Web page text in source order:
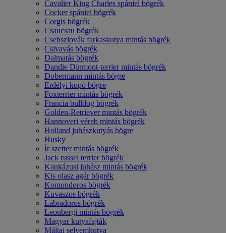
Cavalier King Charles spániel bögrék
Cocker spániel bögrék
Corgis bögrék
Csaucsau bögrék
Csehszlovák farkaskutya mintás bögrék
Csivavás bögrék
Dalmatás bögrék
Dandie Dinmont-terrier mintás bögrék
Dobermann mintás bögre
Erdélyi kopó bögre
Foxterrier mintás bögrék
Francia bulldog bögrék
Golden-Retriever mintás bögrék
Hannoveri véreb mintás bögrék
Holland juhászkutyás bögre
Husky
Ír szetter mintás bögrék
Jack russel terrier bögrék
Kaukázusi juhász mintás bögrék
Kis olasz agár bögrék
Komondoros bögrék
Kuvaszos bögrék
Labradoros bögrék
Leonbergi mintás bögrék
Magyar kutyafajták
Máltai selyemkutya